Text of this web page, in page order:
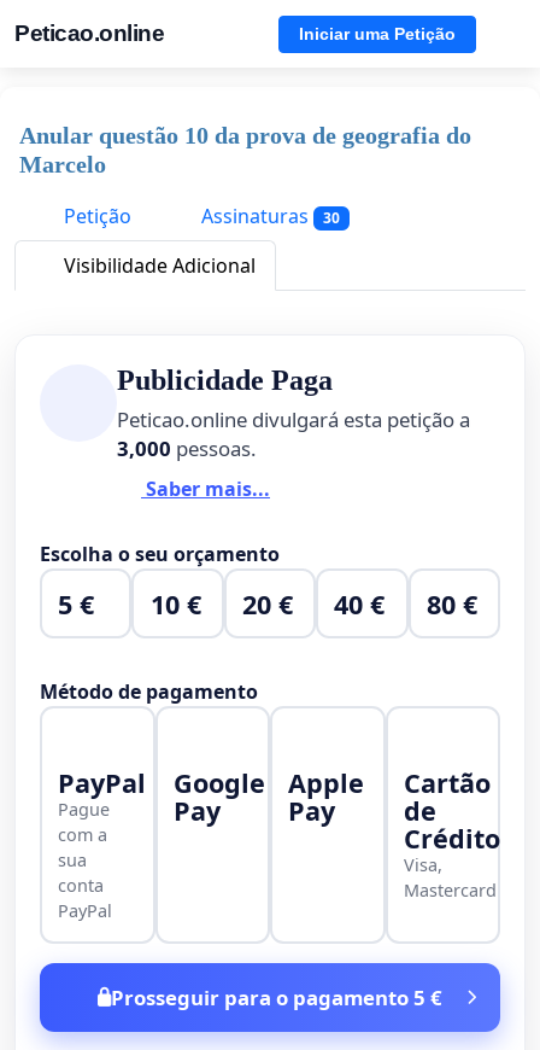
Peticao.online Iniciar uma Petição
Anular questão 10 da prova de geografia do
Marcelo
Petição
Assinaturas 30
Visibilidade Adicional
Publicidade Paga
Peticao.online divulgará esta petição a
3,000 pessoas.
Saber mais...
Escolha o seu orçamento
5 € 10 € 20 € 40 € 80 €
Método de pagamento
PayPal
Pague
com a
sua
conta
PayPal
Google
Pay
Apple
Pay
Cartão
de
Crédito
Visa,
Mastercard
Prosseguir para o pagamento 5 €